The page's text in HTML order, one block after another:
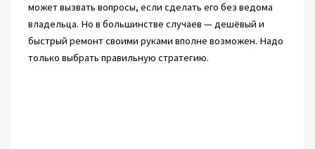
может вызвать вопросы, если сделать его без ведома
владельца. Но в большинстве случаев — дешёвый и
быстрый ремонт своими руками вполне возможен. Надо
только выбрать правильную стратегию.